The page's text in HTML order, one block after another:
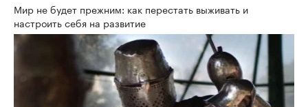
Мир не будет прежним: как перестать выживать и
настроить себя на развитие